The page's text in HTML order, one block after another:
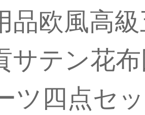
欧風高級
サテン花
ツ四点セ